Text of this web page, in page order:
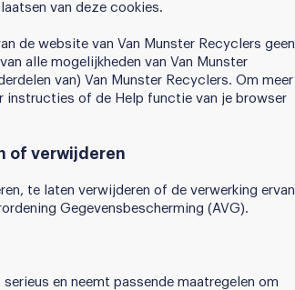
van deze cookies.
de website van Van Munster Recyclers geen
alle mogelijkheden van Van Munster
van) Van Munster Recyclers. Om meer
instructies of de Help functie van je browser
of verwijderen
te laten verwijderen of de verwerking ervan
Gegevensbescherming (AVG).
en neemt passende maatregelen om